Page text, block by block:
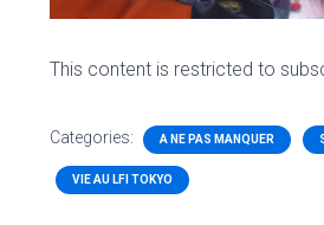
This content is restricted to
Categories: A NE PAS MANQUER
VIE AU LFI TOKYO